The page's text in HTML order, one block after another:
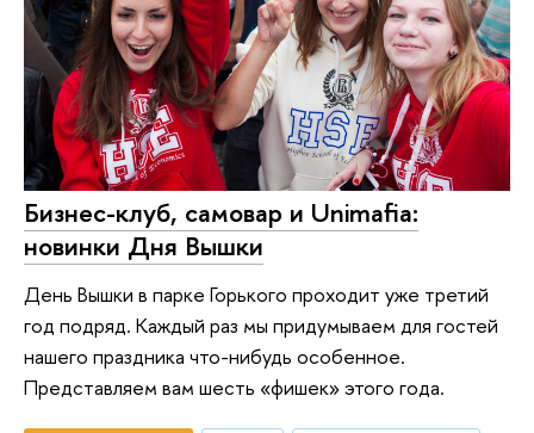
Бизнес-клуб, самовар и Unimafia:
новинки Дня Вышки
День Вышки в парке Горького проходит уже третий
год подряд. Каждый раз мы придумываем для гостей
нашего праздника что-нибудь особенное.
Представляем вам шесть «фишек» этого года.